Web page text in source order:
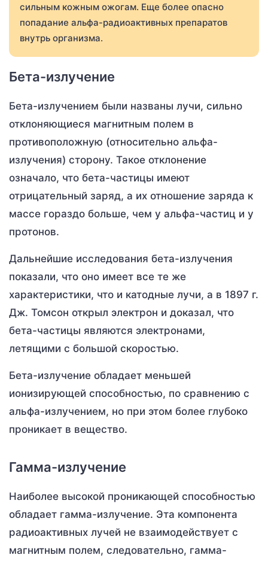
сильным кожным ожогам. Еще более опасно
попадание альфа-радиоактивных препаратов
внутрь организма.
Бета-излучение
Бета-излучением были названы лучи, сильно
отклоняющиеся магнитным полем в
противоположную (относительно альфа-
излучения) сторону. Такое отклонение
означало, что бета-частицы имеют
отрицательный заряд, а их отношение заряда к
массе гораздо больше, чем у альфа-частиц и у
протонов.
Дальнейшие исследования бета-излучения
показали, что оно имеет все те же
характеристики, что и катодные лучи, а в 1897 г.
Дж. Томсон открыл электрон и доказал, что
бета-частицы являются электронами,
летящими с большой скоростью.
Бета-излучение обладает меньшей
ионизирующей способностью, по сравнению с
альфа-излучением, но при этом более глубоко
проникает в вещество.
Гамма-излучение
Наиболее высокой проникающей способностью
обладает гамма-излучение. Эта компонента
радиоактивных лучей не взаимодействует с
магнитным полем, следовательно, гамма-